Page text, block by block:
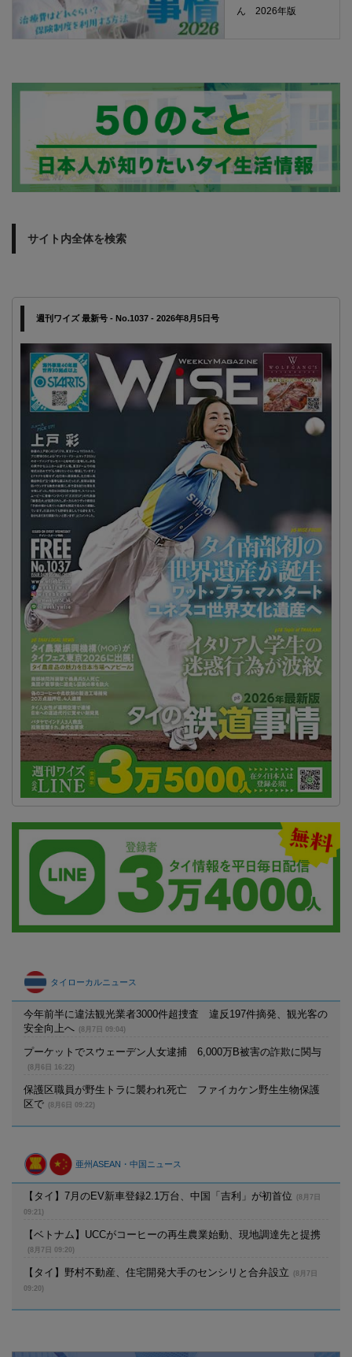
ん 2026年版
サイト内全体を検索
週刊ワイズ 最新号 - No.1037 - 2026年8月5日号
タイローカルニュース
今年前半に違法観光業者3000件超捜査 違反197件摘発、観光客の
安全向上へ
(8月7日 09:04)
プーケットでスウェーデン人女逮捕 6,000万B被害の詐欺に関与
(8月6日 16:22)
保護区職員が野生トラに襲われ死亡 ファイカケン野生生物保護
区で
(8月6日 09:22)
亜州ASEAN・中国ニュース
【タイ】7月のEV新車登録2.1万台、中国「吉利」が初首位
(8月7日
09:21)
【ベトナム】UCCがコーヒーの再生農業始動、現地調達先と提携
(8月7日 09:20)
【タイ】野村不動産、住宅開発大手のセンシリと合弁設立
(8月7日
09:20)